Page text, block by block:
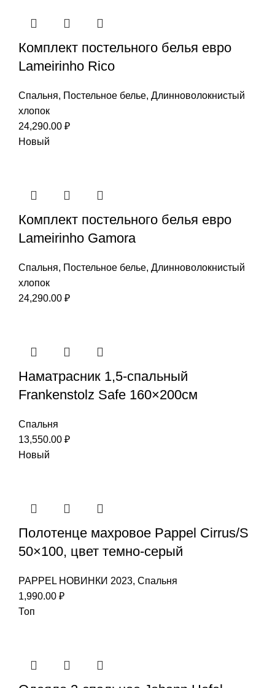
Комплект постельного белья евро
Lameirinho Rico
Спальня, Постельное белье, Длинноволокнистый
хлопок
24,290.00 ₽
Новый
Комплект постельного белья евро
Lameirinho Gamora
Спальня, Постельное белье, Длинноволокнистый
хлопок
24,290.00 ₽
Наматрасник 1,5-спальный
Frankenstolz Safe 160×200см
Спальня
13,550.00 ₽
Новый
Полотенце махровое Pappel Cirrus/S
50×100, цвет темно-серый
PAPPEL НОВИНКИ 2023, Спальня
1,990.00 ₽
Топ